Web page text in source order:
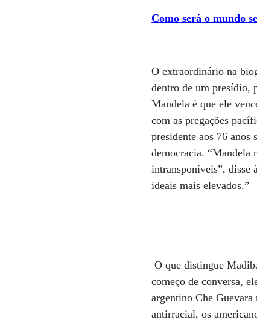
Como será o mundo
O extraordinário na
dentro de um presídio,
Mandela é que ele
com as pregações
presidente aos 76 anos
democracia. “Mandela
intransponíveis”, disse
ideais mais elevados.”
O que distingue
começo de conversa,
argentino Che
antirracial, os